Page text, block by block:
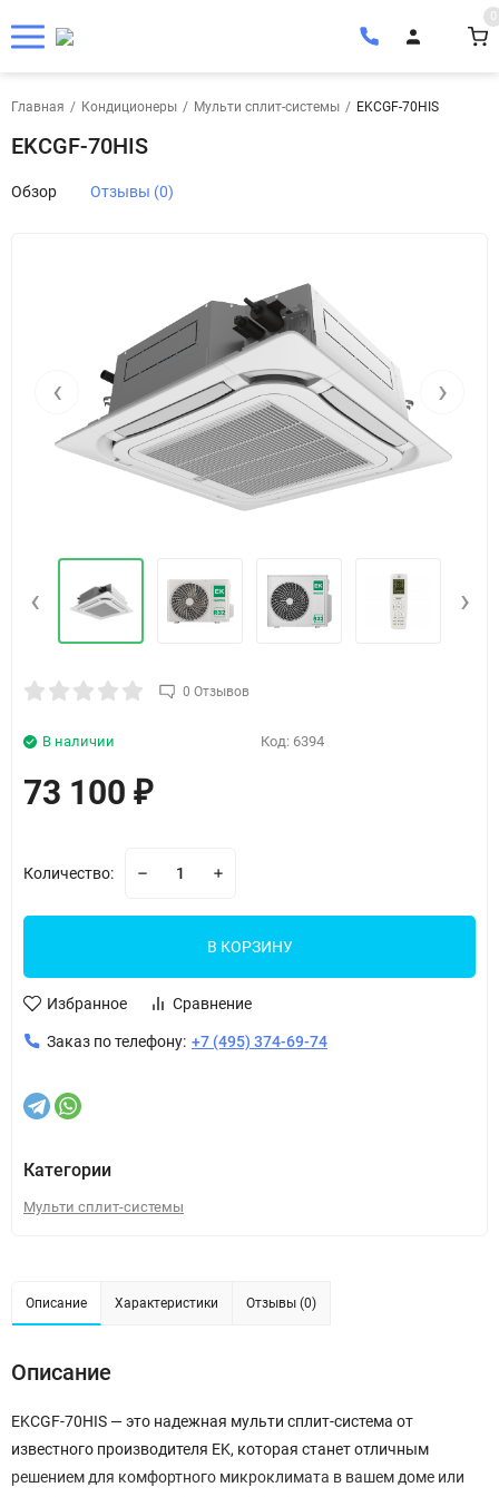
0
Главная / Кондиционеры / Мульти сплит-системы / EKCGF-70HIS
EKCGF-70HIS
Обзор Отзывы (0)
‹ ›
‹ ›
0 Отзывов
Код: 6394
В наличии
73 100 ₽
Количество:
В КОРЗИНУ
Избранное Сравнение
Заказ по телефону: +7 (495) 374-69-74
Категории
Мульти сплит-системы
Описание Характеристики Отзывы (0)
Описание
EKCGF-70HIS — это надежная мульти сплит-система от
известного производителя EK, которая станет отличным
решением для комфортного микроклимата в вашем доме или